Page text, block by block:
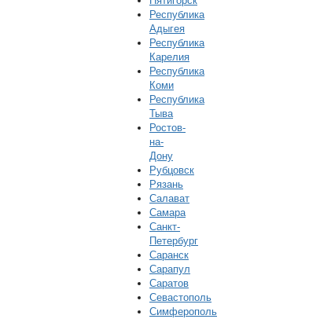
Республика
Адыгея
Республика
Карелия
Республика
Коми
Республика
Тыва
Ростов-
на-
Дону
Рубцовск
Рязань
Салават
Самара
Санкт-
Петербург
Саранск
Сарапул
Саратов
Севастополь
Симферополь